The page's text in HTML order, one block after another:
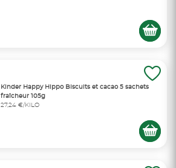
Kinder Happy Hippo Biscuits et cacao 5 sachets
fraîcheur 105g
27,24 €/KILO